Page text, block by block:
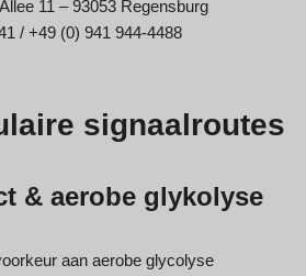
11 – 93053 Regensburg
/ +49 (0) 941 944-4488
signaalroutes
& aerobe glykolyse
aan aerobe glycolyse